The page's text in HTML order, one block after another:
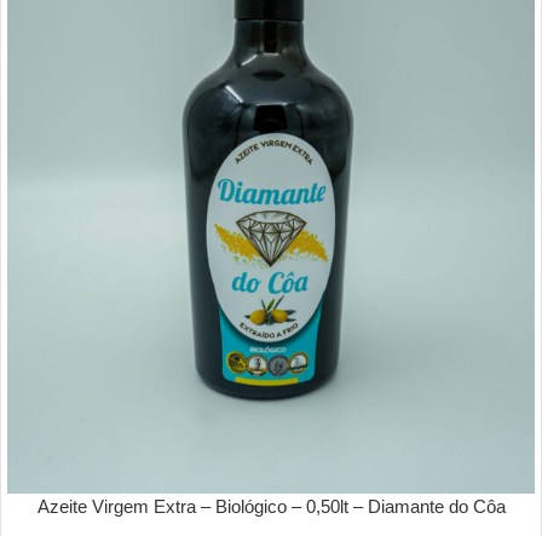
Azeite Virgem Extra – Biológico – 0,50lt – Diamante do Côa